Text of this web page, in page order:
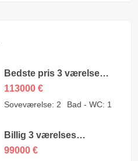
Bedste pris 3 værelses
lejlighed til salg i Cikcilli
113000 €
Soveværelse: 2 Bad - WC: 1
Billig 3 værelses
lejlighed til salg i Sugözü
99000 €